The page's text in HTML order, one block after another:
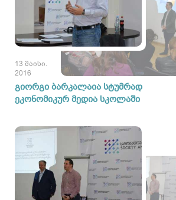
13 მაისი.
2016
გიორგი ბარკალაია სტუმრად
ეკონომიკურ მედია სკოლაში